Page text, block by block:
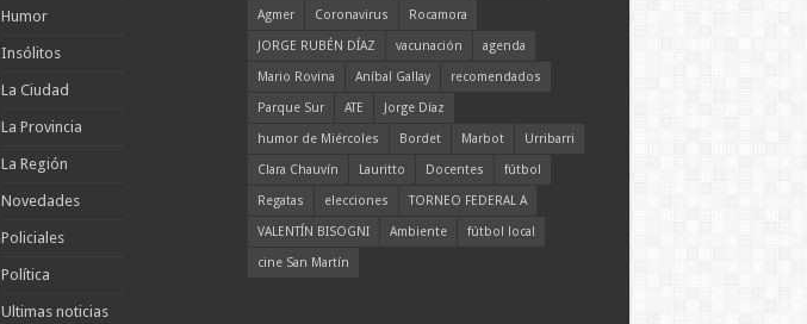
Humor
Insólitos
La Ciudad
La Provincia
La Región
Novedades
Policiales
Política
Ultimas noticias
Agmer
Coronavirus
Rocamora
JORGE RUBÉN DÍAZ
vacunación
agenda
Mario Rovina
Aníbal Gallay
recomendados
Parque Sur
ATE
Jorge Díaz
humor de Miércoles
Bordet Marbot
Urribarri
Clara Chauvín
Lauritto Docentes
fútbol
Regatas
elecciones
TORNEO FEDERAL A
VALENTÍN BISOGNI
Ambiente
fútbol local
cine San Martín